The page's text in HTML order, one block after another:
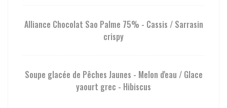
Alliance Chocolat Sao Palme 75% - Cassis / Sarrasin
crispy
Soupe glacée de Pêches Jaunes - Melon d'eau / Glace
yaourt grec - Hibiscus